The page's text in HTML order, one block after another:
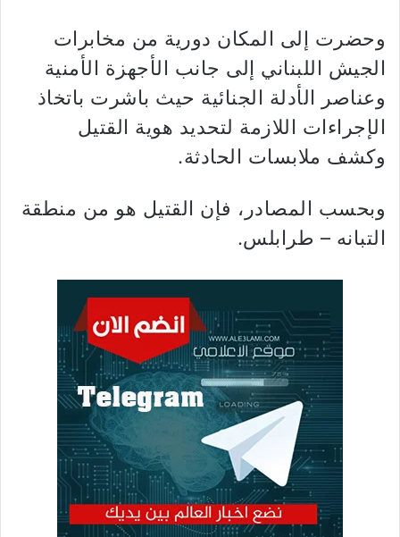
وحضرت إلى المكان دورية من مخابرات
الجيش اللبناني إلى جانب الأجهزة الأمنية
وعناصر الأدلة الجنائية حيث باشرت باتخاذ
الإجراءات اللازمة لتحديد هوية القتيل
وكشف ملابسات الحادثة.
وبحسب المصادر، فإن القتيل هو من منطقة
التبانه – طرابلس.